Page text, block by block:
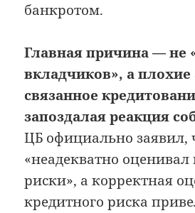
банкротом.
Главная причина — не
вкладчиков», а
связанное
запоздалая реакция
ЦБ официально заявил,
«неадекватно
риски», а корректная
кредитного риска